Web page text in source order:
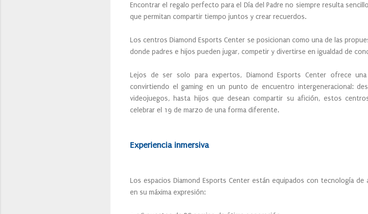
Encontrar el regalo perfecto para el Día del Padre no siempre resulta
que permitan compartir tiempo juntos y crear recuerdos.
Los centros Diamond Esports Center se posicionan como una de las
donde padres e hijos pueden jugar, competir y divertirse en igualdad de
Lejos de ser solo para expertos, Diamond Esports Center ofrece
convirtiendo el gaming en un punto de encuentro intergeneracional:
videojuegos, hasta hijos que desean compartir su afición, estos
celebrar el 19 de marzo de una forma diferente.
Experiencia inmersiva
Los espacios Diamond Esports Center están equipados con tecnología
en su máxima expresión: